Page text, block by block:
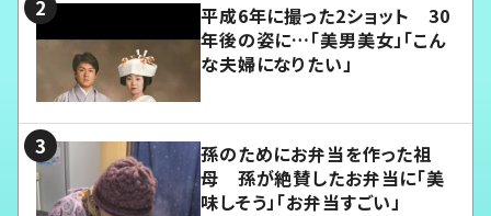
平成6年に撮った2ショット 30
年後の姿に…「美男美女」「こん
な夫婦になりたい」
孫のためにお弁当を作った祖
母 孫が絶賛したお弁当に「美
味しそう」「お弁当すごい」